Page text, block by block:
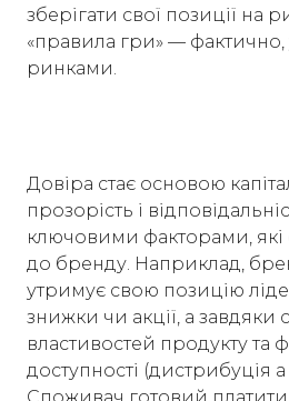
зберігати свої позиції на
«правила гри» — фактично,
ринками.
Довіра стає основою
прозорість і
ключовими факторами,
до бренду. Наприклад,
утримує свою позицію
знижки чи акції, а завдяки
властивостей продукту та
доступності (дистрибуція